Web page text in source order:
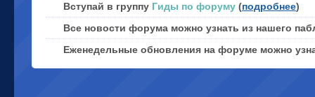
Вступай в группу Гиды по форуму (подробнее)
Все новости форума можно узнать из нашего
Еженедельные обновления на форуме можно